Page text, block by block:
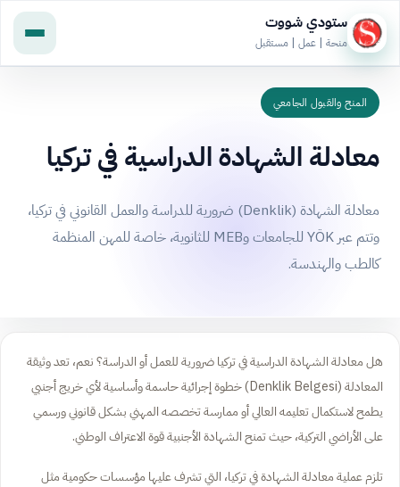
ستودي شووت
منحة | عمل | مستقبل
المنح والقبول الجامعي
معادلة الشهادة الدراسية في تركيا
معادلة الشهادة (Denklik) ضرورية للدراسة والعمل القانوني في تركيا،
وتتم عبر YÖK للجامعات وMEB للثانوية، خاصة للمهن المنظمة
كالطب والهندسة.
هل معادلة الشهادة الدراسية في تركيا ضرورية للعمل أو الدراسة؟ نعم، تعد وثيقة
المعادلة (Denklik Belgesi) خطوة إجرائية حاسمة وأساسية لأي خريج أجنبي
يطمح لاستكمال تعليمه العالي أو ممارسة تخصصه المهني بشكل قانوني ورسمي
على الأراضي التركية، حيث تمنح الشهادة الأجنبية قوة الاعتراف الوطني.
تلزم عملية معادلة الشهادة في تركيا، التي تشرف عليها مؤسسات حكومية مثل